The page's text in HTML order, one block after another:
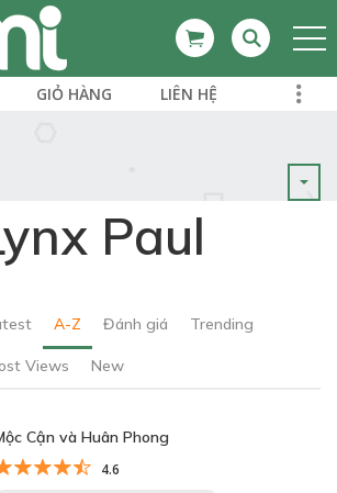
GIỎ HÀNG LIÊN HỆ
Paul
A-Z Đánh giá Trending
Views New
Cận và Huân Phong
4.6